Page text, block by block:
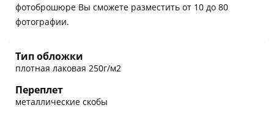
фотоброшюре Вы сможете разместить от 10 до 80
фотографии.
Тип обложки
плотная лаковая 250г/м2
Переплет
металлические скобы